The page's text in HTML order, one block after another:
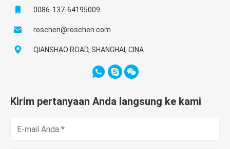
0086-137-64195009
roschen@roschen.com
QIANSHAO ROAD, SHANGHAI, CINA
Kirim pertanyaan Anda langsung ke kami